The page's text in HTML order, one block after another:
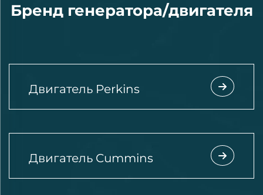
Бренд генератора/двигателя
Двигатель Perkins
Двигатель Cummins